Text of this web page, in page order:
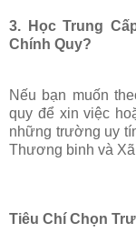
3. Học Trung
Chính Quy?
Nếu bạn muốn
quy để xin việc
những trường uy
Thương binh và
Tiêu Chí Chọn